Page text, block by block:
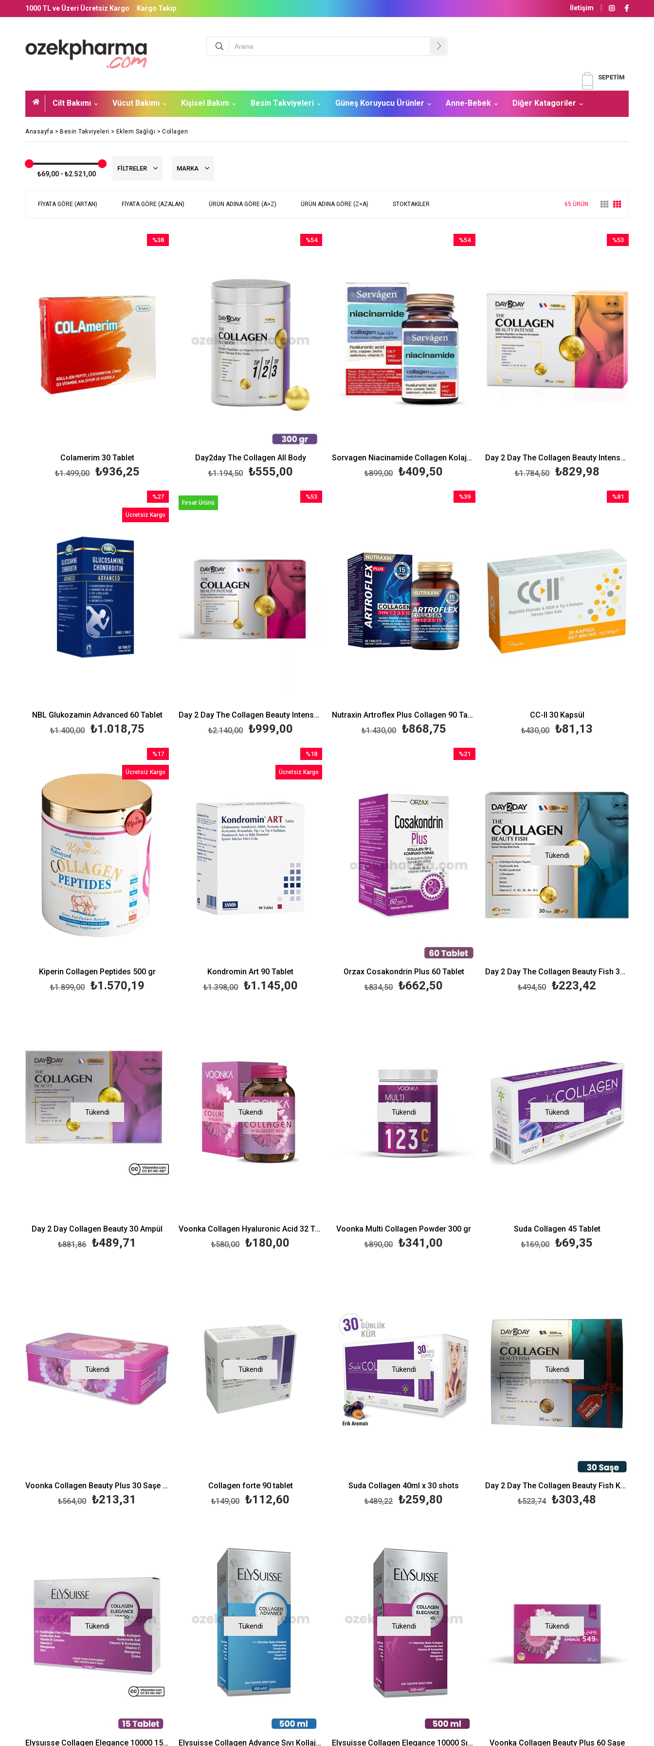
1000 TL ve Üzeri Ücretsiz Kargo Kargo Takip İletişim
SEPETIM
Cilt Bakımı Vücut Bakımı Kişisel Bakım Besin Takviyeleri Güneş Koruyucu Ürünler Anne-Bebek Diğer Katagoriler
Anasayfa > Besin Takviyeleri > Eklem Sağlığı > Collagen
₺69,00 - ₺2.521,00
FILTRELER MARKA
FIYATA GÖRE (ARTAN) FIYATA GÖRE (AZALAN) ÜRÜN ADINA GÖRE (A>Z) ÜRÜN ADINA GÖRE (Z<A) STOKTAKILER 65 ÜRÜN
Colamerim 30 Tablet
₺936,25
₺1.499,00
%38
Day2day The Collagen All Body
₺555,00
₺1.194,50
%54
Sorvagen Niacinamide Collagen Kolajen Hyaluronic Acid 60 Tablet
₺409,50
₺899,00
%54
Day 2 Day The Collagen Beauty Intense Ananas Aromalı 30 Saşe
₺829,98
₺1.784,50
%53
NBL Glukozamin Advanced 60 Tablet
₺1.018,75
₺1.400,00
%27
İndirim
%27İndirim
Ücretsiz Kargo
Day 2 Day The Collagen Beauty Intense 30 Saşe
₺999,00
₺2.140,00
%53
Fırsat Ürünü
Nutraxin Artroflex Plus Collagen 90 Tablet
₺868,75
₺1.430,00
%39
CC-II 30 Kapsül
₺81,13
₺430,00
%81
Kiperin Collagen Peptides 500 gr
₺1.570,19
₺1.899,00
%17
İndirim
%17İndirim
Ücretsiz Kargo
Kondromin Art 90 Tablet
₺1.145,00
₺1.398,00
%18
İndirim
%18İndirim
Ücretsiz Kargo
Orzax Cosakondrin Plus 60 Tablet
₺662,50
₺834,50
%21
Tükendi
Day 2 Day The Collagen Beauty Fish 30 Saşe
₺223,42
₺494,50
Tükendi
Day 2 Day Collagen Beauty 30 Ampül
₺489,71
₺881,86
Tükendi
Voonka Collagen Hyaluronic Acid 32 Tablet
₺180,00
₺580,00
Tükendi
Voonka Multi Collagen Powder 300 gr
₺341,00
₺890,00
Tükendi
Suda Collagen 45 Tablet
₺69,35
₺169,00
Tükendi
Voonka Collagen Beauty Plus 30 Saşe Yeşil Elma
₺213,31
₺564,00
Tükendi
Collagen forte 90 tablet
₺112,60
₺149,00
Tükendi
Suda Collagen 40ml x 30 shots
₺259,80
₺489,22
Tükendi
Day 2 Day The Collagen Beauty Fish Kollajen 30 Saşe x 7 g
₺303,48
₺523,74
Tükendi
Elysuısse Collagen Elegance 10000 15 adet
Tükendi
Elysuisse Collagen Advance Sıvı Kollajen Takviye Edici Gıda 500 ml
Tükendi
Elysuisse Collagen Elegance 10000 Sıvı Takviye Edici Gıda 500 ml
Tükendi
Voonka Collagen Beauty Plus 60 Saşe